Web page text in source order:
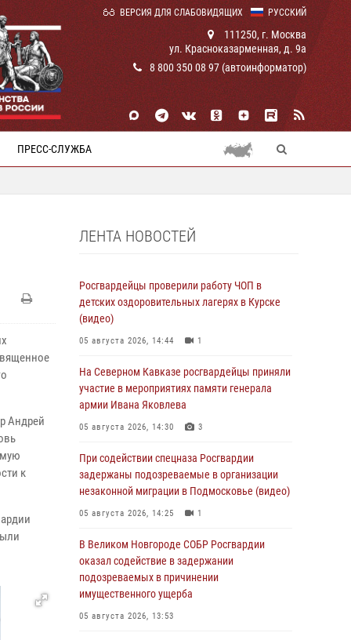
РУССКИЙ
ВЕРСИЯ ДЛЯ СЛАБОВИДЯЩИХ
111250, г. Москва
ул. Красноказарменная, д. 9а
8 800 350 08 97 (автоинформатор)
ПРЕСС-СЛУЖБА
Андрей
к
ЛЕНТА НОВОСТЕЙ
Росгвардейцы проверили работу ЧОП в
детских оздоровительных лагерях в Курске
(видео)
05 августа 2026, 14:44 1
На Северном Кавказе росгвардейцы приняли
участие в мероприятиях памяти генерала
армии Ивана Яковлева
05 августа 2026, 14:30 3
При содействии спецназа Росгвардии
задержаны подозреваемые в организации
незаконной миграции в Подмосковье (видео)
05 августа 2026, 14:25 1
В Великом Новгороде СОБР Росгвардии
оказал содействие в задержании
подозреваемых в причинении
имущественного ущерба
05 августа 2026, 13:53